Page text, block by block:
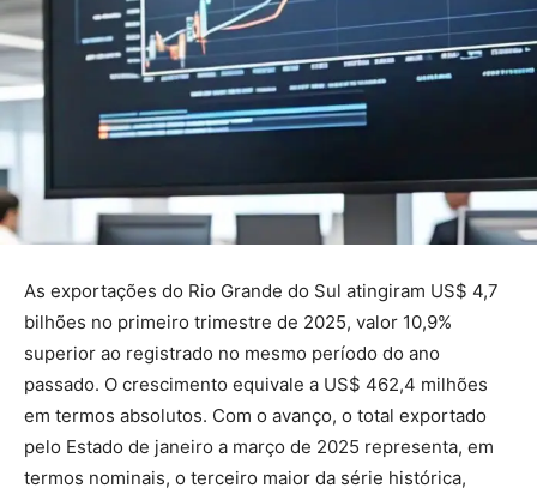
As exportações do Rio Grande do Sul atingiram US$ 4,7
bilhões no primeiro trimestre de 2025, valor 10,9%
superior ao registrado no mesmo período do ano
passado. O crescimento equivale a US$ 462,4 milhões
em termos absolutos. Com o avanço, o total exportado
pelo Estado de janeiro a março de 2025 representa, em
termos nominais, o terceiro maior da série histórica,